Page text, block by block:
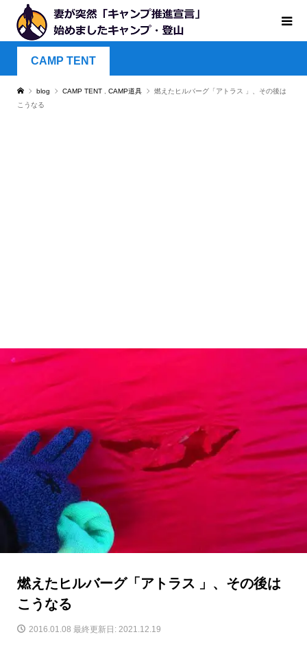
CAMP TENT
blog CAMP TENT CAMP道具
燃えたヒルバーグ「アトラス 」、その後は
こうなる
燃えたヒルバーグ「アトラス 」、その後は
こうなる
2016.01.08 最終更新日: 2021.12.19